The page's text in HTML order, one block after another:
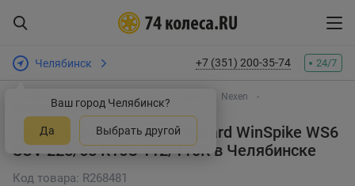
Челябинск
Ваш город Челябинск?
Да Выбрать другой
+7 (351) 200-35-74 24/7
Интернет-магазин шин и дисков
Nexen
Winguard WinSpike WS6 SUV
Зимняя шина Nexen Winguard WinSpike WS6
SUV 225/65 R16C 112/110R в Челябинске
Код товара: R268481